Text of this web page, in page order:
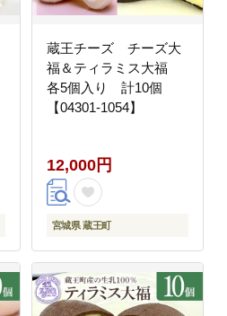
蔵王チーズ チーズ大
福＆ティラミス大福
各5個入り 計10個
【04301-1054】
12,000円
宮城県 蔵王町